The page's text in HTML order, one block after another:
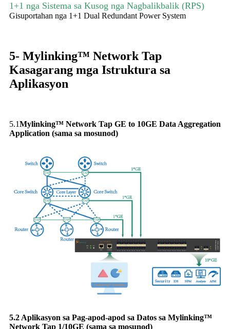
1+1 nga Sistema sa Kusog nga Nagbalikbalik (RPS)
Gisuportahan nga 1+1 Dual Redundant Power System
5- Mylinking™ Network Tap
Kasagarang mga Istruktura sa
Aplikasyon
5.1Mylinking™ Network Tap GE to 10GE Data Aggregation
Application (sama sa mosunod)
5.2 Aplikasyon sa Pag-apod-apod sa Datos sa Mylinking™
Network Tap 1/10GE (sama sa mosunod)